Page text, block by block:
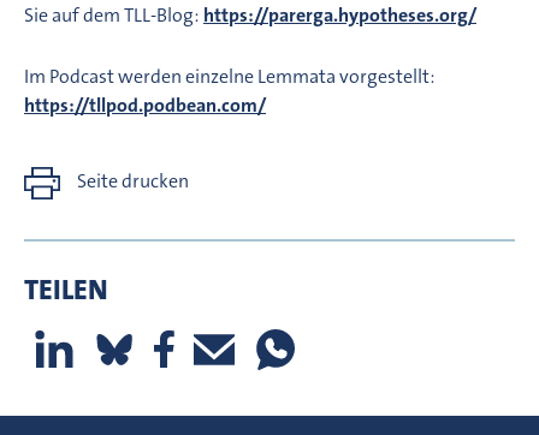
Sie auf dem TLL-Blog: https://parerga.hypotheses.org/
Im Podcast werden einzelne Lemmata vorgestellt:
https://tllpod.podbean.com/
Seite drucken
TEILEN